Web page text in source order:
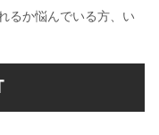
るか悩んでいる方、い